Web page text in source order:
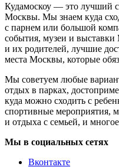
Кудамоскоу — это лучший
Москвы. Мы знаем куда
с парнем или большой
события, музеи и
и их родителей, лучшие
места Москвы, которые
Мы советуем любые
отдых в парках,
куда можно сходить с
спортивные мероприятия,
и отдыха с семьей, и
Мы в социальных сетях
Вконтакте